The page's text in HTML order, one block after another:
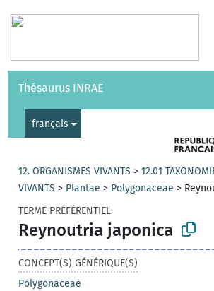
Vocabulaires API
Thésaurus INRAE
français
12. ORGANISMES VIVANTS >12.01
VIVANTS > Plantae > Polygonaceae >
TERME PRÉFÉRENTIEL
Reynoutria japonica
CONCEPT(S) GÉNÉRIQUE(S)
Polygonaceae